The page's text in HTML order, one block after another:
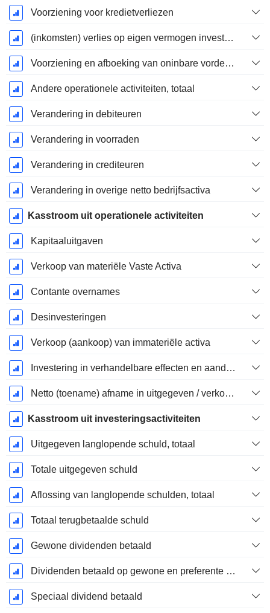
Voorziening voor kredietverliezen
(inkomsten) verlies op eigen vermogen investeringen - (CF)
Voorziening en afboeking van oninbare vorderingen
Andere operationele activiteiten, totaal
Verandering in debiteuren
Verandering in voorraden
Verandering in crediteuren
Verandering in overige netto bedrijfsactiva
Kasstroom uit operationele activiteiten
Kapitaaluitgaven
Verkoop van materiële Vaste Activa
Contante overnames
Desinvesteringen
Verkoop (aankoop) van immateriële activa
Investering in verhandelbare effecten en aandelen, totaal
Netto (toename) afname in uitgegeven / verkochte leningen - investering
Kasstroom uit investeringsactiviteiten
Uitgegeven langlopende schuld, totaal
Totale uitgegeven schuld
Aflossing van langlopende schulden, totaal
Totaal terugbetaalde schuld
Gewone dividenden betaald
Dividenden betaald op gewone en preferente aandelen
Speciaal dividend betaald